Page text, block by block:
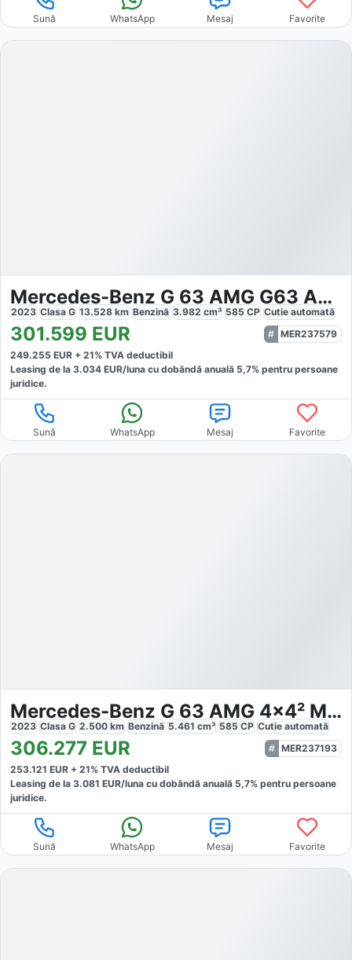
Sună WhatsApp Mesaj Favorite
Mercedes-Benz G 63 AMG G63 AMG 4x4²
2023 Clasa G 13.528 km Benzină 3.982 cm³ 585 CP Cutie automată
301.599 EUR
MER237579
249.255 EUR + 21% TVA deductibil
Leasing de la 3.034 EUR/luna cu dobăndă anuală 5,7% pentru persoane
juridice.
Sună WhatsApp Mesaj Favorite
Mercedes-Benz G 63 AMG 4x4² MANUFAKTUR
2023 Clasa G 2.500 km Benzină 5.461 cm³ 585 CP Cutie automată
306.277 EUR
MER237193
253.121 EUR + 21% TVA deductibil
Leasing de la 3.081 EUR/luna cu dobăndă anuală 5,7% pentru persoane
juridice.
Sună WhatsApp Mesaj Favorite